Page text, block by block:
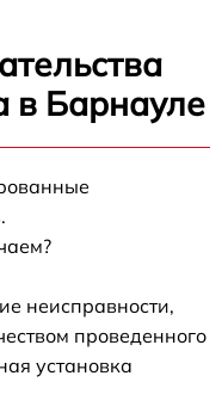
в Барнауле
неисправности,
проведенного
установка